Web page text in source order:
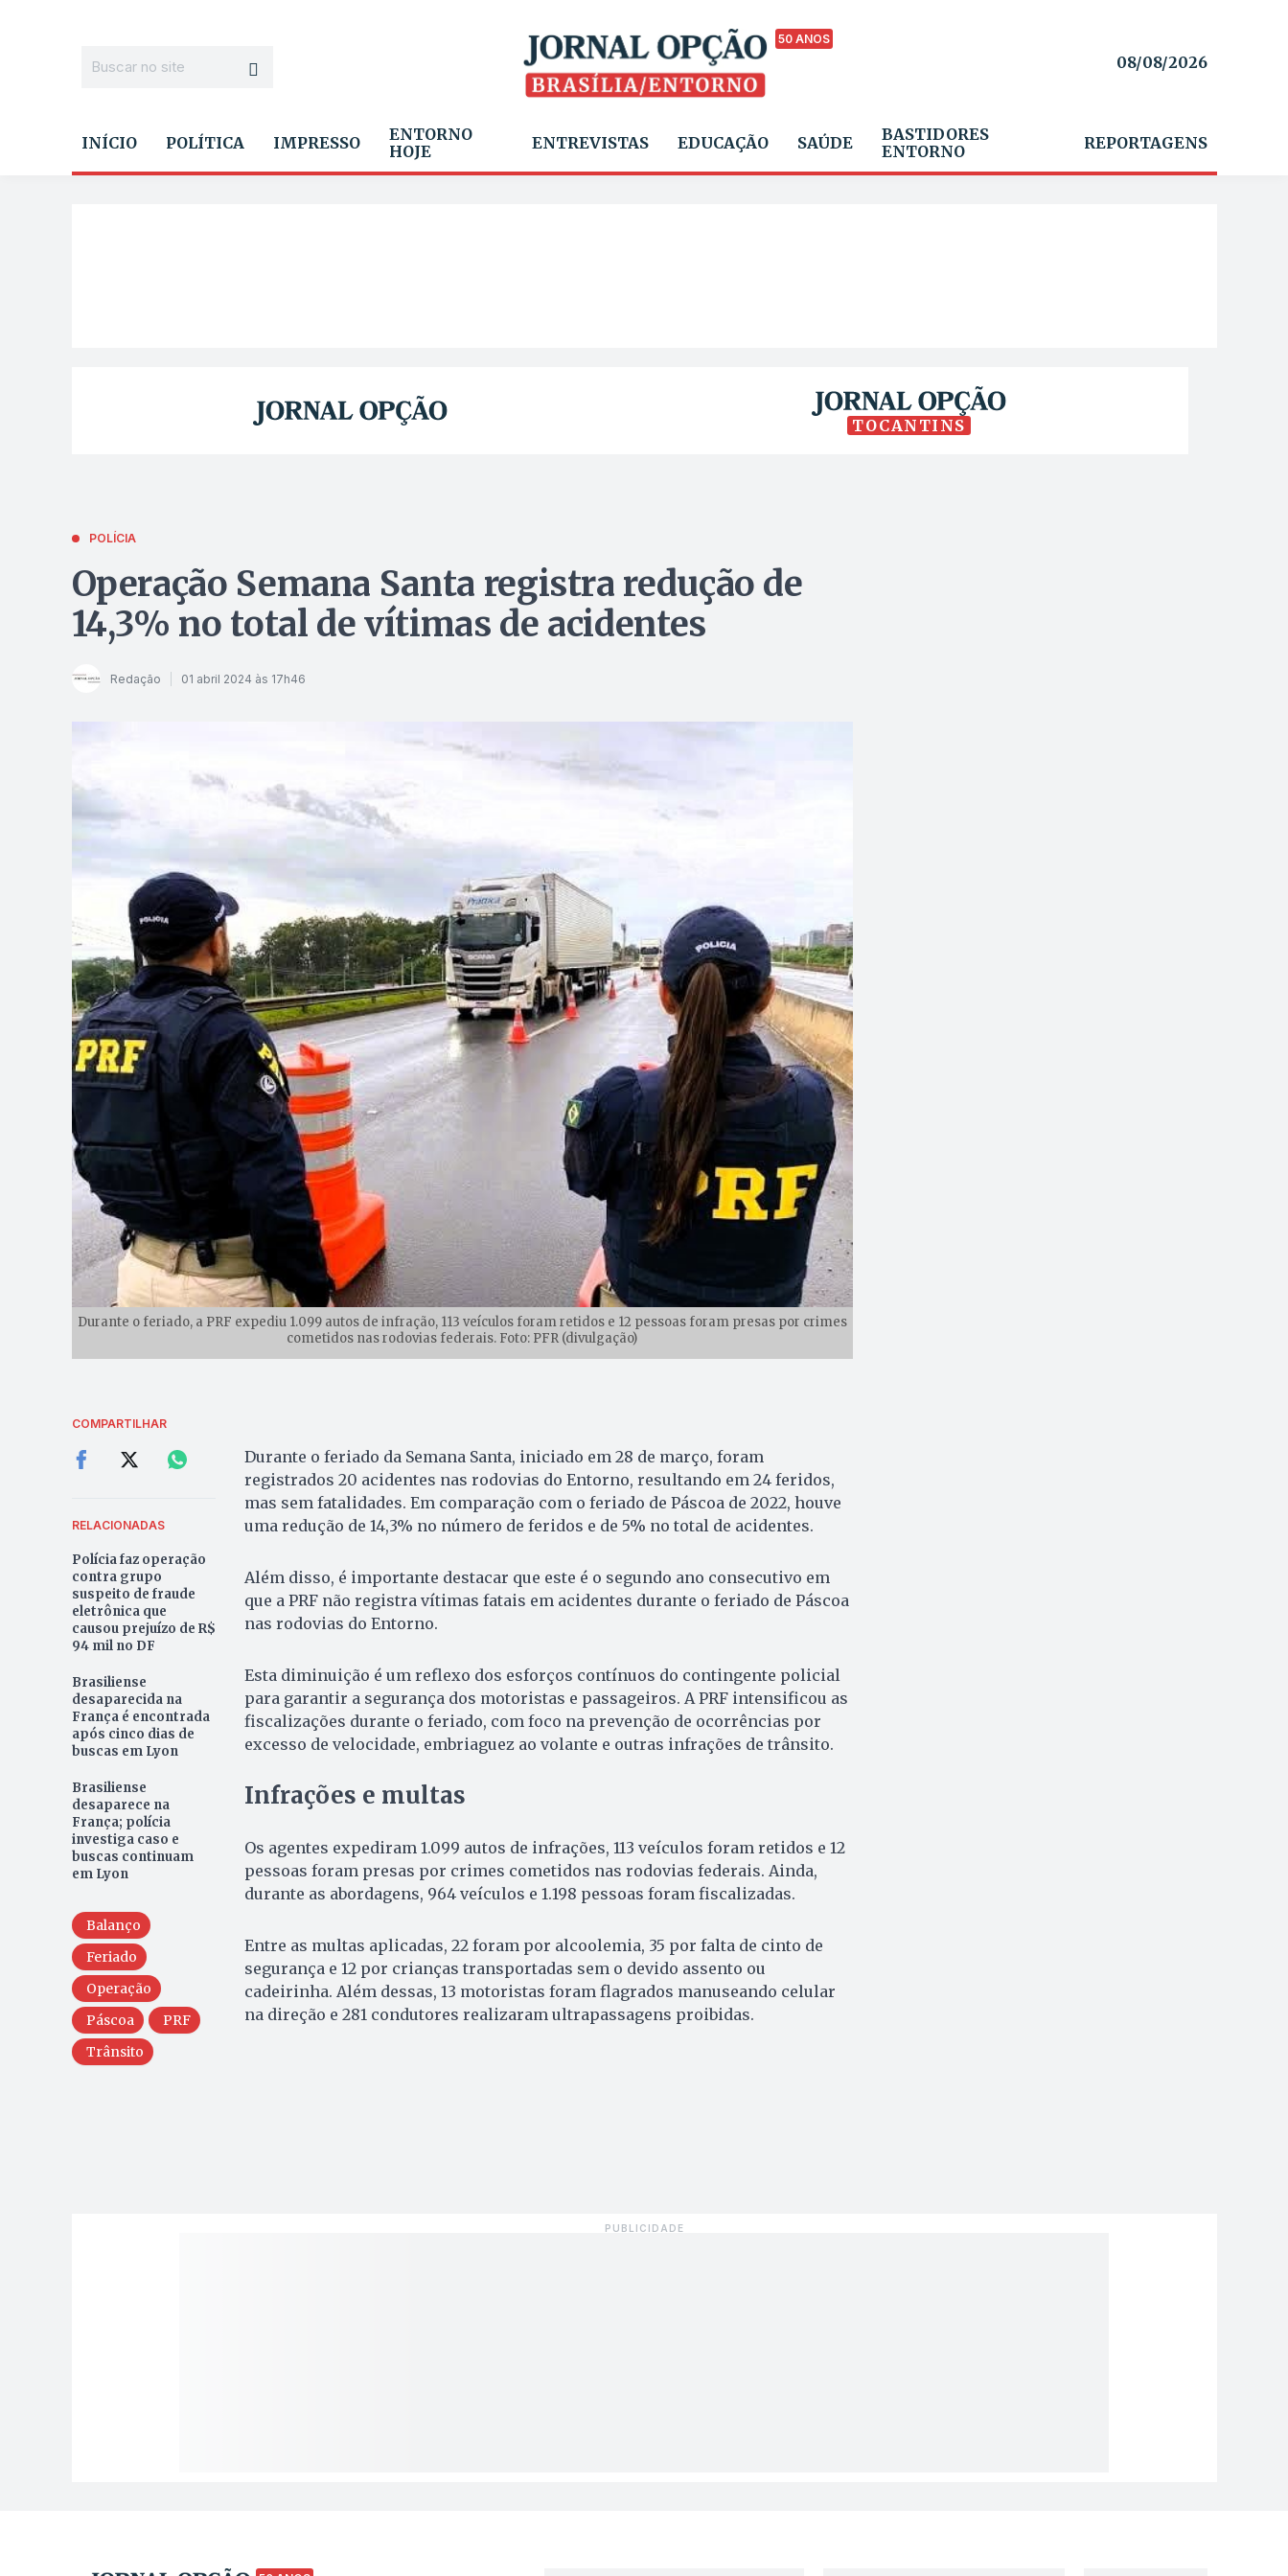
50 ANOS
08/08/2026
INÍCIO POLÍTICA IMPRESSO
ENTORNO
HOJE
ENTREVISTAS EDUCAÇÃO SAÚDE
BASTIDORES
ENTORNO
REPORTAGENS
TOCANTINS
POLÍCIA
Operação Semana Santa registra redução de
14,3% no total de vítimas de acidentes
Redação 01 abril 2024 às 17h46
Durante o feriado, a PRF expediu 1.099 autos de infração, 113 veículos foram retidos e 12 pessoas foram presas por crimes
cometidos nas rodovias federais. Foto: PFR (divulgação)
COMPARTILHAR
RELACIONADAS
Polícia faz operação
contra grupo
suspeito de fraude
eletrônica que
causou prejuízo de R$
94 mil no DF
Brasiliense
desaparecida na
França é encontrada
após cinco dias de
buscas em Lyon
Brasiliense
desaparece na
França; polícia
investiga caso e
buscas continuam
em Lyon
Balanço
Feriado
Operação
Páscoa
PRF
Trânsito
Durante o feriado da Semana Santa, iniciado em 28 de março, foram
registrados 20 acidentes nas rodovias do Entorno, resultando em 24 feridos,
mas sem fatalidades. Em comparação com o feriado de Páscoa de 2022, houve
uma redução de 14,3% no número de feridos e de 5% no total de acidentes.
Além disso, é importante destacar que este é o segundo ano consecutivo em
que a PRF não registra vítimas fatais em acidentes durante o feriado de Páscoa
nas rodovias do Entorno.
Esta diminuição é um reflexo dos esforços contínuos do contingente policial
para garantir a segurança dos motoristas e passageiros. A PRF intensificou as
fiscalizações durante o feriado, com foco na prevenção de ocorrências por
excesso de velocidade, embriaguez ao volante e outras infrações de trânsito.
Infrações e multas
Os agentes expediram 1.099 autos de infrações, 113 veículos foram retidos e 12
pessoas foram presas por crimes cometidos nas rodovias federais. Ainda,
durante as abordagens, 964 veículos e 1.198 pessoas foram fiscalizadas.
Entre as multas aplicadas, 22 foram por alcoolemia, 35 por falta de cinto de
segurança e 12 por crianças transportadas sem o devido assento ou
cadeirinha. Além dessas, 13 motoristas foram flagrados manuseando celular
na direção e 281 condutores realizaram ultrapassagens proibidas.